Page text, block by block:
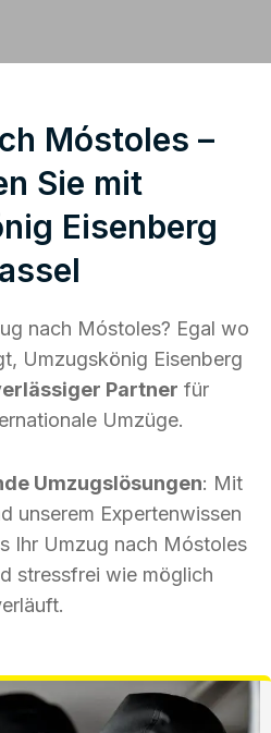
Móstoles –
Sie mit
Eisenberg
nach Móstoles? Egal wo
Umzugskönig Eisenberg
Partner für
Umzüge.
Umzugslösungen: Mit
unserem Expertenwissen
Ihr Umzug nach Móstoles
stressfrei wie möglich